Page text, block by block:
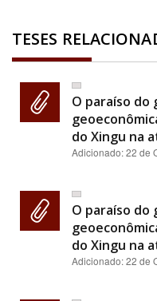
TESES
O paraíso do
do Xingu na
Adicionado:22 de
O paraíso do
do Xingu na
Adicionado:22 de